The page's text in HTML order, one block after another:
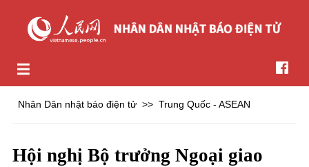
Nhân Dân nhật báo điện tử >> Trung Quốc - ASEAN
Hội nghị Bộ trưởng Ngoại giao